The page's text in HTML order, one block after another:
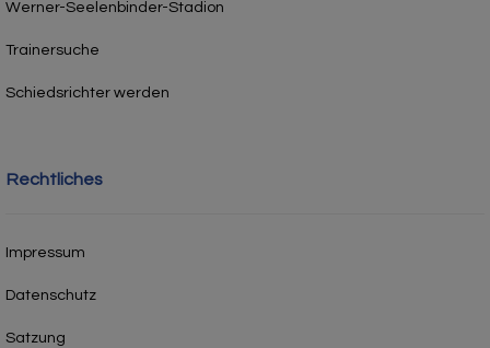
Werner-Seelenbinder-Stadion
Trainersuche
Schiedsrichter werden
Rechtliches
Impressum
Datenschutz
Satzung